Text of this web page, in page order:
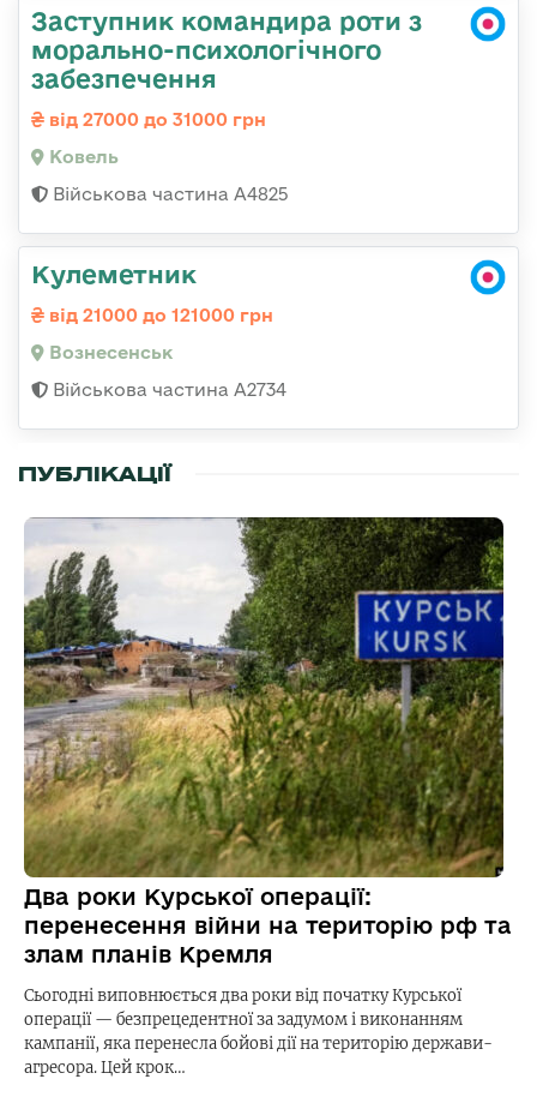
Заступник командира роти з
морально-психологічного
забезпечення
від 27000 до 31000 грн
Ковель
Військова частина А4825
Кулеметник
від 21000 до 121000 грн
Вознесенськ
Військова частина А2734
ПУБЛІКАЦІЇ
Два роки Курської операції:
перенесення війни на територію рф та
злам планів Кремля
Сьогодні виповнюється два роки від початку Курської
операції — безпрецедентної за задумом і виконанням
кампанії, яка перенесла бойові дії на територію держави-
агресора. Цей крок…